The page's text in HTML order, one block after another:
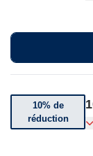
10% de
réduction